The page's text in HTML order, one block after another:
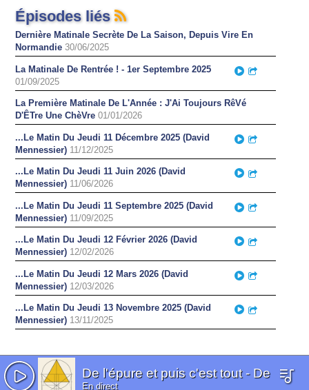
De l'épure et puis c'est tout- De
En direct
Épisodes liés
Dernière Matinale Secrète De La Saison, Depuis Vire En
Normandie 30/06/2025
La Matinale De Rentrée ! - 1er Septembre 2025
01/09/2025
Play
La Première Matinale De L'Année : J'Ai Toujours RêVé
D'ÊTre Une ChèVre 01/01/2026
...Le Matin Du Jeudi 11 Décembre 2025 (David
Mennessier) 11/12/2025
Play
...Le Matin Du Jeudi 11 Juin 2026 (David
Mennessier) 11/06/2026
Play
...Le Matin Du Jeudi 11 Septembre 2025 (David
Mennessier) 11/09/2025
Play
...Le Matin Du Jeudi 12 Février 2026 (David
Mennessier) 12/02/2026
Play
...Le Matin Du Jeudi 12 Mars 2026 (David
Mennessier) 12/03/2026
Play
...Le Matin Du Jeudi 13 Novembre 2025 (David
Mennessier) 13/11/2025
Play